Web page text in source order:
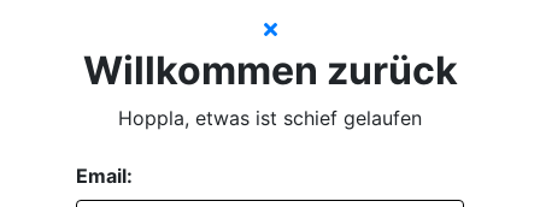
Willkommen zurück
Hoppla, etwas ist schief gelaufen
Email: